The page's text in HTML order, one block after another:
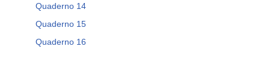
Quaderno 14
Quaderno 15
Quaderno 16